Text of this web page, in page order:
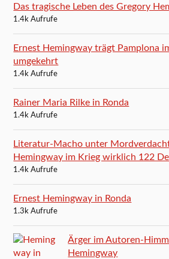
Das tragische Leben des Gregory
1.4k Aufrufe
Ernest Hemingway trägt Pamplona
umgekehrt
1.4k Aufrufe
Rainer Maria Rilke in Ronda
1.4k Aufrufe
Literatur-Macho unter
Hemingway im Krieg wirklich 122
1.4k Aufrufe
Ernest Hemingway in Ronda
1.3k Aufrufe
Ärger im Autoren-
Hemingway